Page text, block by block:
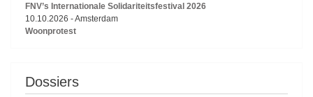
FNV’s Internationale Solidariteitsfestival 2026
10.10.2026 -Amsterdam
Woonprotest
Dossiers